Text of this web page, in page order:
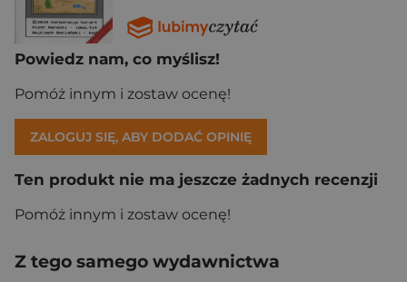
Powiedz nam, co myślisz!
Pomóż innym i zostaw ocenę!
ZALOGUJ SIĘ, ABY DODAĆ OPINIĘ
Ten produkt nie ma jeszcze żadnych recenzji
Pomóż innym i zostaw ocenę!
Z tego samego wydawnictwa